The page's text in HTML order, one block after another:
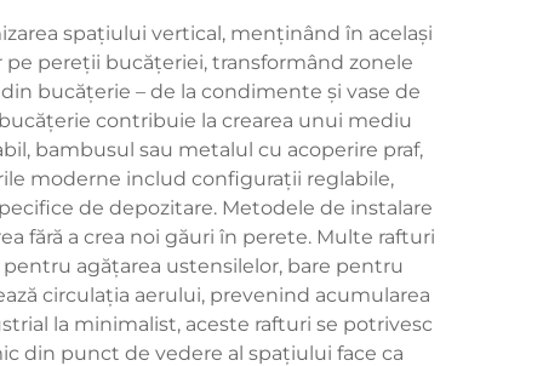
spațiului vertical, menținând în același
pereții bucățeriei, transformând zonele
bucățerie – de la condimente și vase de
contribuie la crearea unui mediu
bambusul sau metalul cu acoperire praf,
moderne includ configurații reglabile,
de depozitare. Metodele de instalare
fără a crea noi găuri în perete. Multe rafturi
agățarea ustensilelor, bare pentru
circulația aerului, prevenind acumularea
la minimalist, aceste rafturi se potrivesc
din punct de vedere al spațiului face ca